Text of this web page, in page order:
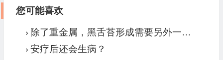
您可能喜欢
除了重金属，黑舌苔形成需要另外一个必要条件，那就是病毒
安疗后还会生病？